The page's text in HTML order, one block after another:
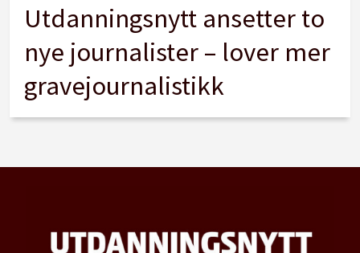
Utdanningsnytt ansetter to
nye journalister – lover mer
gravejournalistikk